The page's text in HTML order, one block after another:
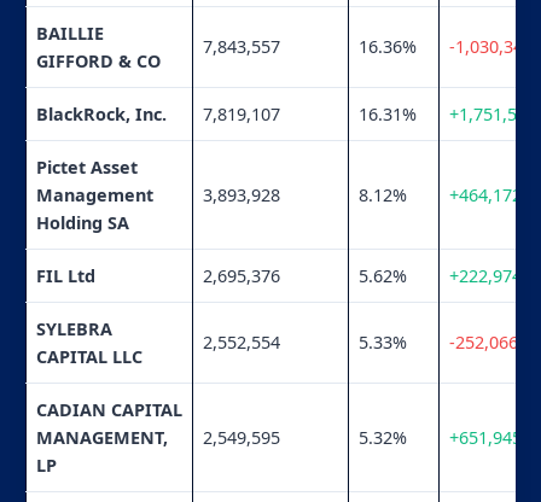
BAILLIE
GIFFORD & CO
7,843,557 16.36% -1,030,346
BlackRock, Inc. 7,819,107 16.31% +1,751,594
Pictet Asset
Management
Holding SA
3,893,928 8.12% +464,172
FIL Ltd 2,695,376 5.62% +222,974
SYLEBRA
CAPITAL LLC
2,552,554 5.33% -252,066
CADIAN CAPITAL
MANAGEMENT,
LP
2,549,595 5.32% +651,945